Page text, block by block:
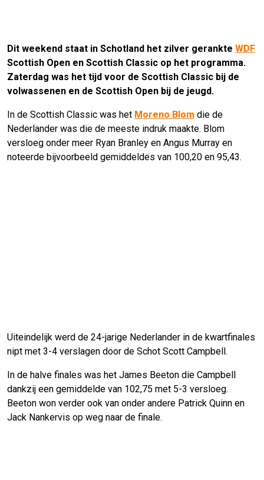
Dit weekend staat in Schotland het zilver gerankte WDF
Scottish Open en Scottish Classic op het programma.
Zaterdag was het tijd voor de Scottish Classic bij de
volwassenen en de Scottish Open bij de jeugd.
In de Scottish Classic was het Moreno Blom die de
Nederlander was die de meeste indruk maakte. Blom
versloeg onder meer Ryan Branley en Angus Murray en
noteerde bijvoorbeeld gemiddeldes van 100,20 en 95,43.
Uiteindelijk werd de 24-jarige Nederlander in de kwartfinales
nipt met 3-4 verslagen door de Schot Scott Campbell.
In de halve finales was het James Beeton die Campbell
dankzij een gemiddelde van 102,75 met 5-3 versloeg.
Beeton won verder ook van onder andere Patrick Quinn en
Jack Nankervis op weg naar de finale.